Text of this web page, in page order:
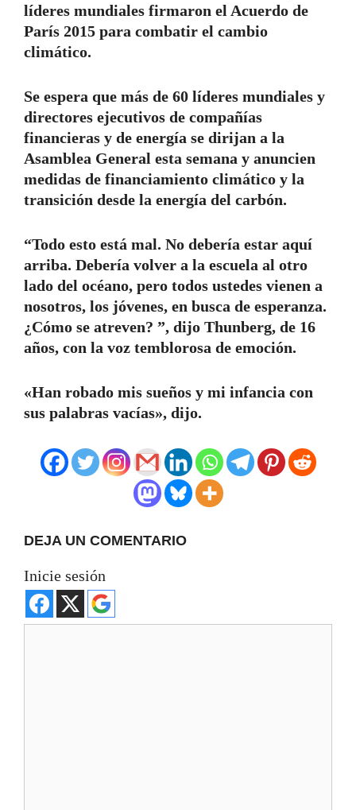
líderes mundiales firmaron el Acuerdo de
París 2015 para combatir el cambio
climático.
Se espera que más de 60 líderes mundiales y
directores ejecutivos de compañías
financieras y de energía se dirijan a la
Asamblea General esta semana y anuncien
medidas de financiamiento climático y la
transición desde la energía del carbón.
“Todo esto está mal. No debería estar aquí
arriba. Debería volver a la escuela al otro
lado del océano, pero todos ustedes vienen a
nosotros, los jóvenes, en busca de esperanza.
¿Cómo se atreven? ”, dijo Thunberg, de 16
años, con la voz temblorosa de emoción.
«Han robado mis sueños y mi infancia con
sus palabras vacías», dijo.
DEJA UN COMENTARIO
Inicie sesión